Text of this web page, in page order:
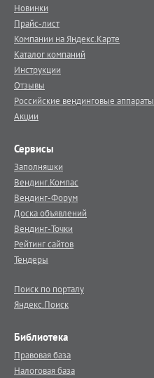
Новинки
Прайс-лист
Компании на Яндекс.Карте
Каталог компаний
Инструкции
Отзывы
Российские вендинговые аппараты
Акции
Сервисы
Заполняшки
Вендинг.Компас
Вендинг-Форум
Доска объявлений
Вендинг-Точки
Рейтинг сайтов
Тендеры
Поиск по порталу
Яндекс.Поиск
Библиотека
Правовая база
Налоговая база